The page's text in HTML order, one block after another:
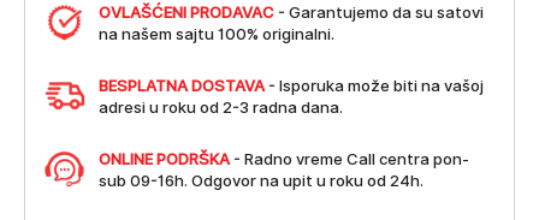
OVLAŠĆENI PRODAVAC - Garantujemo da su satovi
na našem sajtu 100% originalni.
BESPLATNA DOSTAVA - Isporuka može biti na vašoj
adresi u roku od 2-3 radna dana.
ONLINE PODRŠKA - Radno vreme Call centra pon-
sub 09-16h. Odgovor na upit u roku od 24h.